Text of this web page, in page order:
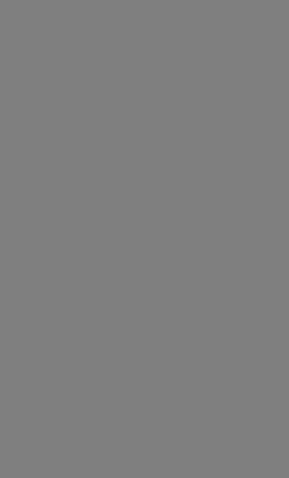
SG
SG
SG
SG
SG
SG
SG
SP